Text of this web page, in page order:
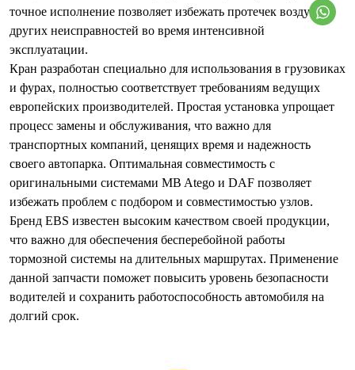
точное исполнение позволяет избежать протечек воздуха и
других неисправностей во время интенсивной
эксплуатации.
Кран разработан специально для использования в грузовиках
и фурах, полностью соответствует требованиям ведущих
европейских производителей. Простая установка упрощает
процесс замены и обслуживания, что важно для
транспортных компаний, ценящих время и надежность
своего автопарка. Оптимальная совместимость с
оригинальными системами MB Atego и DAF позволяет
избежать проблем с подбором и совместимостью узлов.
Бренд EBS известен высоким качеством своей продукции,
что важно для обеспечения бесперебойной работы
тормозной системы на длительных маршрутах. Применение
данной запчасти поможет повысить уровень безопасности
водителей и сохранить работоспособность автомобиля на
долгий срок.